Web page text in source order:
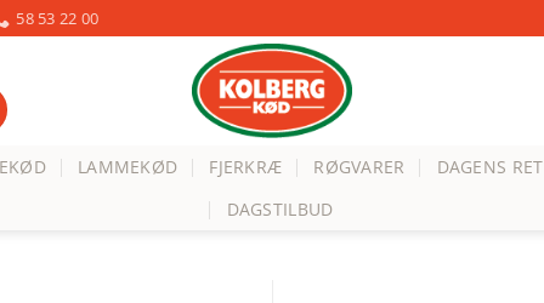
58 53 22 00
LAMMEKØD FJERKRÆ RØGVARER DAGENS
DAGSTILBUD